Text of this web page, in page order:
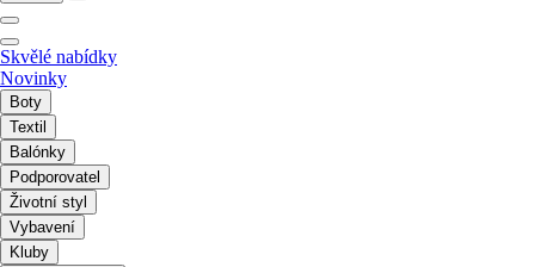
Skvělé nabídky
Novinky
Boty
Textil
Balónky
Podporovatel
Životní styl
Vybavení
Kluby